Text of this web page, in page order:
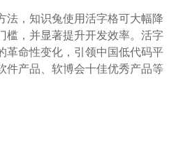
，知识兔使用活字格可大幅降
槛，并显著提升开发效率。活字
革命性变化，引领中国低代码平
件产品、软博会十佳优秀产品等